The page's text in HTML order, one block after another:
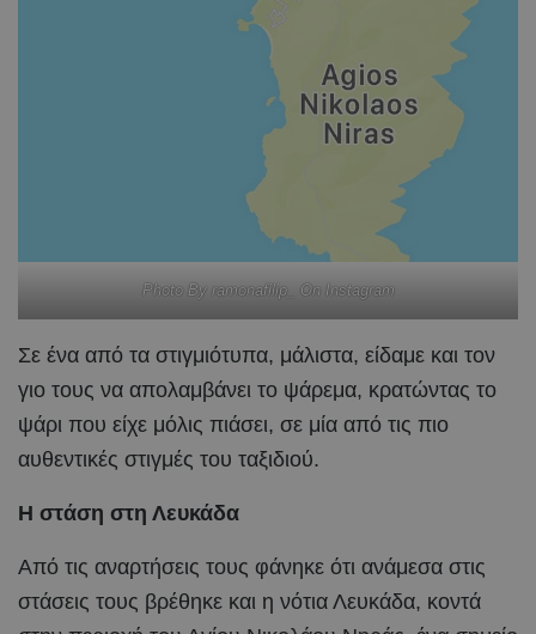
Photo By ramonafilip_ On Instagram
Σε ένα από τα στιγμιότυπα, μάλιστα, είδαμε και τον
γιο τους να απολαμβάνει το ψάρεμα, κρατώντας το
ψάρι που είχε μόλις πιάσει, σε μία από τις πιο
αυθεντικές στιγμές του ταξιδιού.
Η στάση στη Λευκάδα
Από τις αναρτήσεις τους φάνηκε ότι ανάμεσα στις
στάσεις τους βρέθηκε και η νότια Λευκάδα, κοντά